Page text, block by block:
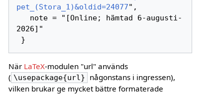
pet_(Stora_1)&oldid=24077",
2026]"
När LaTeX-modulen "url" används
( \usepackage{url}
någonstans i ingressen),
vilken brukar ge mycket bättre formaterade